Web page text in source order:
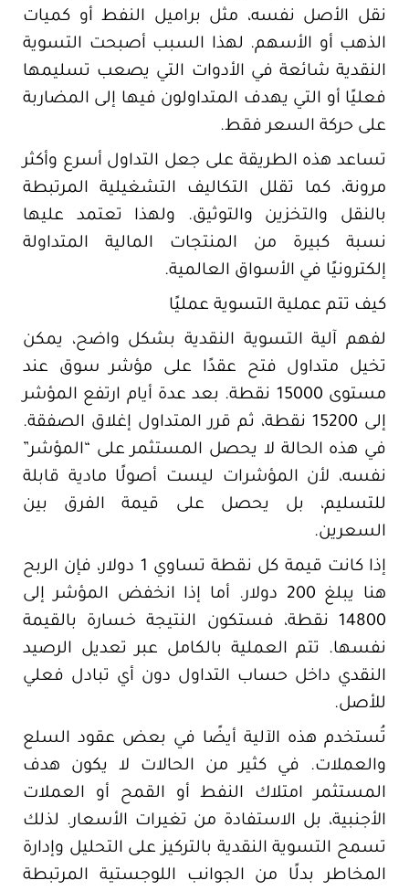
نقل الأصل نفسه، مثل براميل النفط أو كميات
الذهب أو الأسهم. لهذا السبب أصبحت التسوية
النقدية شائعة في الأدوات التي يصعب تسليمها
فعليًا أو التي يهدف المتداولون فيها إلى المضاربة
على حركة السعر فقط.
تساعد هذه الطريقة على جعل التداول أسرع وأكثر
مرونة، كما تقلل التكاليف التشغيلية المرتبطة
بالنقل والتخزين والتوثيق. ولهذا تعتمد عليها
نسبة كبيرة من المنتجات المالية المتداولة
إلكترونيًا في الأسواق العالمية.
كيف تتم عملية التسوية عمليًا
لفهم آلية التسوية النقدية بشكل واضح، يمكن
تخيل متداول فتح عقدًا على مؤشر سوق عند
مستوى 15000 نقطة. بعد عدة أيام ارتفع المؤشر
إلى 15200 نقطة، ثم قرر المتداول إغلاق الصفقة.
في هذه الحالة لا يحصل المستثمر على “المؤشر”
نفسه، لأن المؤشرات ليست أصولًا مادية قابلة
للتسليم، بل يحصل على قيمة الفرق بين
السعرين.
إذا كانت قيمة كل نقطة تساوي 1 دولار، فإن الربح
هنا يبلغ 200 دولار. أما إذا انخفض المؤشر إلى
14800 نقطة، فستكون النتيجة خسارة بالقيمة
نفسها. تتم العملية بالكامل عبر تعديل الرصيد
النقدي داخل حساب التداول دون أي تبادل فعلي
للأصل.
تُستخدم هذه الآلية أيضًا في بعض عقود السلع
والعملات. في كثير من الحالات لا يكون هدف
المستثمر امتلاك النفط أو القمح أو العملات
الأجنبية، بل الاستفادة من تغيرات الأسعار. لذلك
تسمح التسوية النقدية بالتركيز على التحليل وإدارة
المخاطر بدلًا من الجوانب اللوجستية المرتبطة